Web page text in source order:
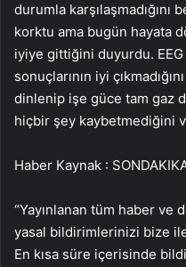
durumla
korktu ama bugün hayata
iyiye gittiğini duyurdu.
sonuçlarının iyi
dinlenip işe güce tam gaz
hiçbir şey kaybetmediğini
Haber Kaynak :
“Yayınlanan tüm haber
yasal bildirimlerinizi bize
En kısa süre içerisinde